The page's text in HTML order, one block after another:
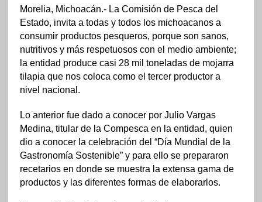
Morelia, Michoacán.- La Comisión de Pesca del
Estado, invita a todas y todos los michoacanos a
consumir productos pesqueros, porque son sanos,
nutritivos y más respetuosos con el medio ambiente;
la entidad produce casi 28 mil toneladas de mojarra
tilapia que nos coloca como el tercer productor a
nivel nacional.
Lo anterior fue dado a conocer por Julio Vargas
Medina, titular de la Compesca en la entidad, quien
dio a conocer la celebración del “Día Mundial de la
Gastronomía Sostenible” y para ello se prepararon
recetarios en donde se muestra la extensa gama de
productos y las diferentes formas de elaborarlos.